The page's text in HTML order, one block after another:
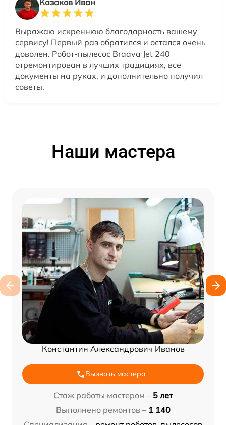
Выражаю искреннюю благодарность вашему
сервису! Первый раз обратился и остался очень
доволен. Робот-пылесос Braava Jet 240
отремонтирован в лучших традициях, все
документы на руках, и дополнительно получил
советы.
Наши мастера
Константин Александрович Иванов
Вызвать мастера
Стаж работы мастером – 5 лет
Выполнено ремонтов – 1 140